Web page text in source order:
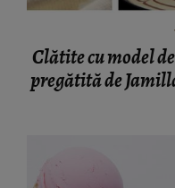
Clătite cu model
pregătită de